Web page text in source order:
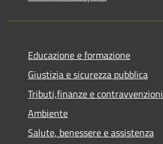
Educazione e formazione
Giustizia e sicurezza pubblica
Tributi,finanze e contravvenzioni
Ambiente
Salute, benessere e assistenza